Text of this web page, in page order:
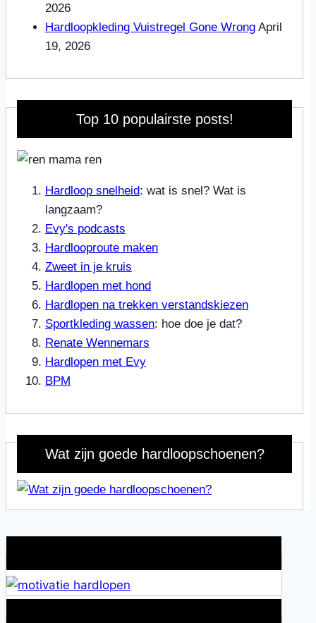
2026
Hardloopkleding Vuistregel Gone Wrong April
19, 2026
Top 10 populairste posts!
Hardloop snelheid: wat is snel? Wat is
langzaam?
Evy's podcasts
Hardlooproute maken
Zweet in je kruis
Hardlopen met hond
Hardlopen na trekken verstandskiezen
Sportkleding wassen: hoe doe je dat?
Renate Wennemars
Hardlopen met Evy
BPM
Wat zijn goede hardloopschoenen?